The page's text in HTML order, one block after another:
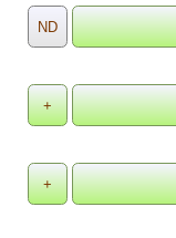
ND
+
+